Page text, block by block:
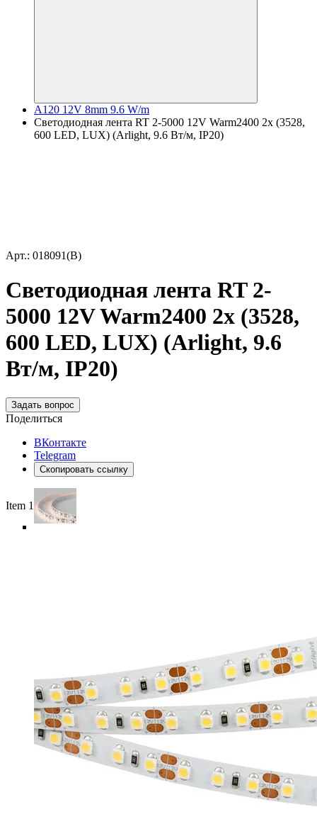
A120 12V 8mm 9.6 W/m
Светодиодная лента RT 2-5000 12V Warm2400 2x (3528,
600 LED, LUX) (Arlight, 9.6 Вт/м, IP20)
Арт.: 018091(B)
Светодиодная лента RT 2-
5000 12V Warm2400 2x (3528,
600 LED, LUX) (Arlight, 9.6
Вт/м, IP20)
Задать вопрос
Поделиться
ВКонтакте
Telegram
Скопировать ссылку
Item 1 of 6